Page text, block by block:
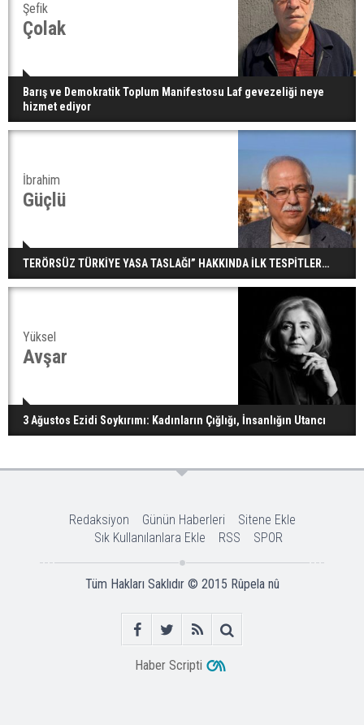
Şefik
Çolak
Barış ve Demokratik Toplum Manifestosu Laf gevezeliği neye
hizmet ediyor
İbrahim
Güçlü
TERÖRSÜZ TÜRKİYE YASA TASLAĞI” HAKKINDA İLK TESPİTLER…
Yüksel
Avşar
3 Ağustos Ezidi Soykırımı: Kadınların Çığlığı, İnsanlığın Utancı
Redaksiyon Günün Haberleri
Sitene Ekle
Sık Kullanılanlara Ekle
RSS SPOR
Tüm Hakları Saklıdır © 2015 Rûpela nû
Haber Scripti